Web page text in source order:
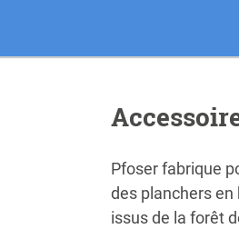
Pfoser fabrique
des planchers
issus de la forêt